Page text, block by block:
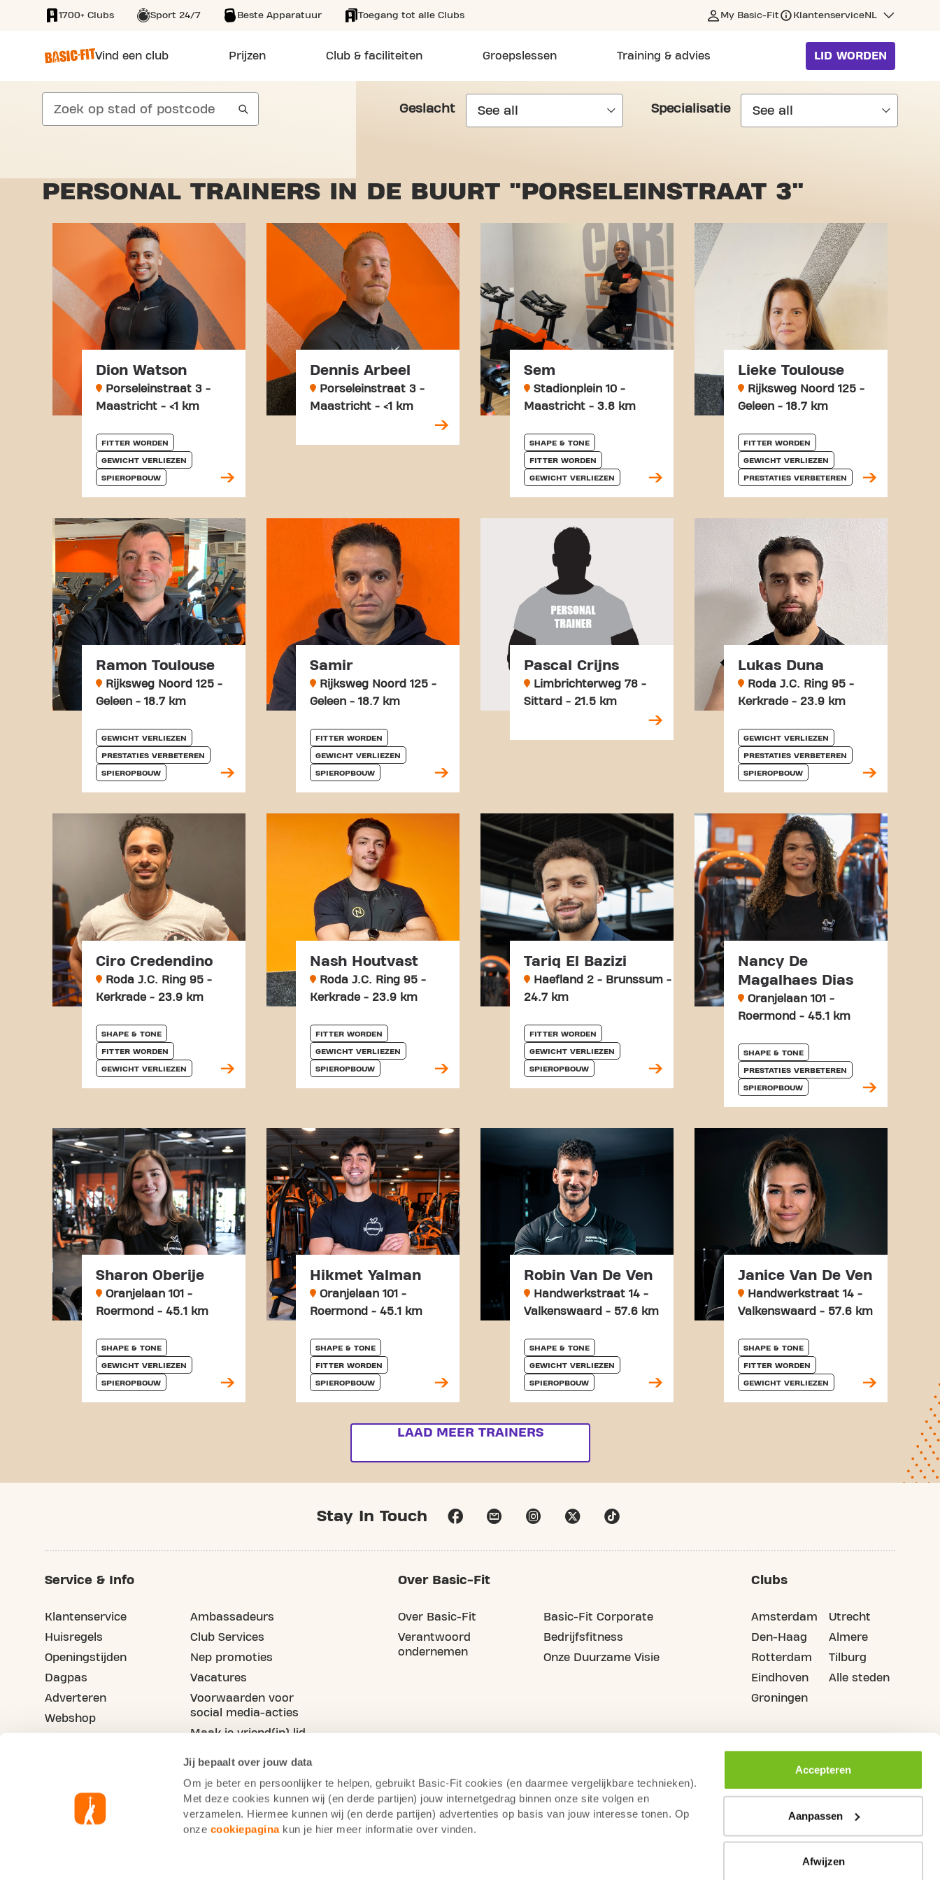
Jij bepaalt over jouw data
Om je beter en persoonlijker te helpen, gebruikt Basic-Fit cookies (en daarmee vergelijkbare technieken).
Met deze cookies kunnen wij (en derde partijen) jouw internetgedrag binnen onze site volgen en
verzamelen. Hiermee kunnen wij (en derde partijen) advertenties op basis van jouw interesse tonen. Op
onze cookiepaginakun je hier meer informatie over vinden.
Accepteren
Aanpassen
Afwijzen
SKIP TO MAIN CONTENT
1700+ Clubs Sport 24/7 Beste Apparatuur Toegang tot alle Clubs My Basic-Fit KlantenserviceNL
Vind een club Prijzen Club & faciliteiten Groepslessen Training & advies LID WORDEN
search Geslacht Specialisatie
PERSONAL TRAINERS IN DE BUURT "PORSELEINSTRAAT 3"
Dion Watson
Porseleinstraat 3 -
Maastricht - <1 km
FITTER WORDEN
GEWICHT VERLIEZEN
SPIEROPBOUW
Dennis Arbeel
Porseleinstraat 3 -
Maastricht - <1 km
Sem
Stadionplein 10 -
Maastricht - 3.8 km
SHAPE & TONE
FITTER WORDEN
GEWICHT VERLIEZEN
Lieke Toulouse
Rijksweg Noord 125 -
Geleen - 18.7 km
FITTER WORDEN
GEWICHT VERLIEZEN
PRESTATIES VERBETEREN
Ramon Toulouse
Rijksweg Noord 125 -
Geleen - 18.7 km
GEWICHT VERLIEZEN
PRESTATIES VERBETEREN
SPIEROPBOUW
Samir
Rijksweg Noord 125 -
Geleen - 18.7 km
FITTER WORDEN
GEWICHT VERLIEZEN
SPIEROPBOUW
Pascal Crijns
Limbrichterweg 78 -
Sittard - 21.5 km
Lukas Duna
Roda J.C. Ring 95 -
Kerkrade - 23.9 km
GEWICHT VERLIEZEN
PRESTATIES VERBETEREN
SPIEROPBOUW
Ciro Credendino
Roda J.C. Ring 95 -
Kerkrade - 23.9 km
SHAPE & TONE
FITTER WORDEN
GEWICHT VERLIEZEN
Nash Houtvast
Roda J.C. Ring 95 -
Kerkrade - 23.9 km
FITTER WORDEN
GEWICHT VERLIEZEN
SPIEROPBOUW
Tariq El Bazizi
Haefland 2 - Brunssum -
24.7 km
FITTER WORDEN
GEWICHT VERLIEZEN
SPIEROPBOUW
Nancy De
Magalhaes Dias
Oranjelaan 101 -
Roermond - 45.1 km
SHAPE & TONE
PRESTATIES VERBETEREN
SPIEROPBOUW
Sharon Oberije
Oranjelaan 101 -
Roermond - 45.1 km
SHAPE & TONE
GEWICHT VERLIEZEN
SPIEROPBOUW
Hikmet Yalman
Oranjelaan 101 -
Roermond - 45.1 km
SHAPE & TONE
FITTER WORDEN
SPIEROPBOUW
Robin Van De Ven
Handwerkstraat 14 -
Valkenswaard - 57.6 km
SHAPE & TONE
GEWICHT VERLIEZEN
SPIEROPBOUW
Janice Van De Ven
Handwerkstraat 14 -
Valkenswaard - 57.6 km
SHAPE & TONE
FITTER WORDEN
GEWICHT VERLIEZEN
LAAD MEER TRAINERS
Stay In Touch
Service & Info
Klantenservice
Huisregels
Openingstijden
Dagpas
Adverteren
Webshop
Ambassadeurs
Club Services
Nep promoties
Vacatures
Voorwaarden voor
social media-acties
Maak je vriend(in) lid
Over Basic-Fit
Over Basic-Fit
Verantwoord
ondernemen
Basic-Fit Corporate
Bedrijfsfitness
Onze Duurzame Visie
Clubs
Amsterdam
Den-Haag
Rotterdam
Eindhoven
Groningen
Utrecht
Almere
Tilburg
Alle steden